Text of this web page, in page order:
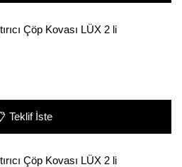
Çöp Kovası LÜX 2 li
Teklif İste
Çöp Kovası LÜX 2 li